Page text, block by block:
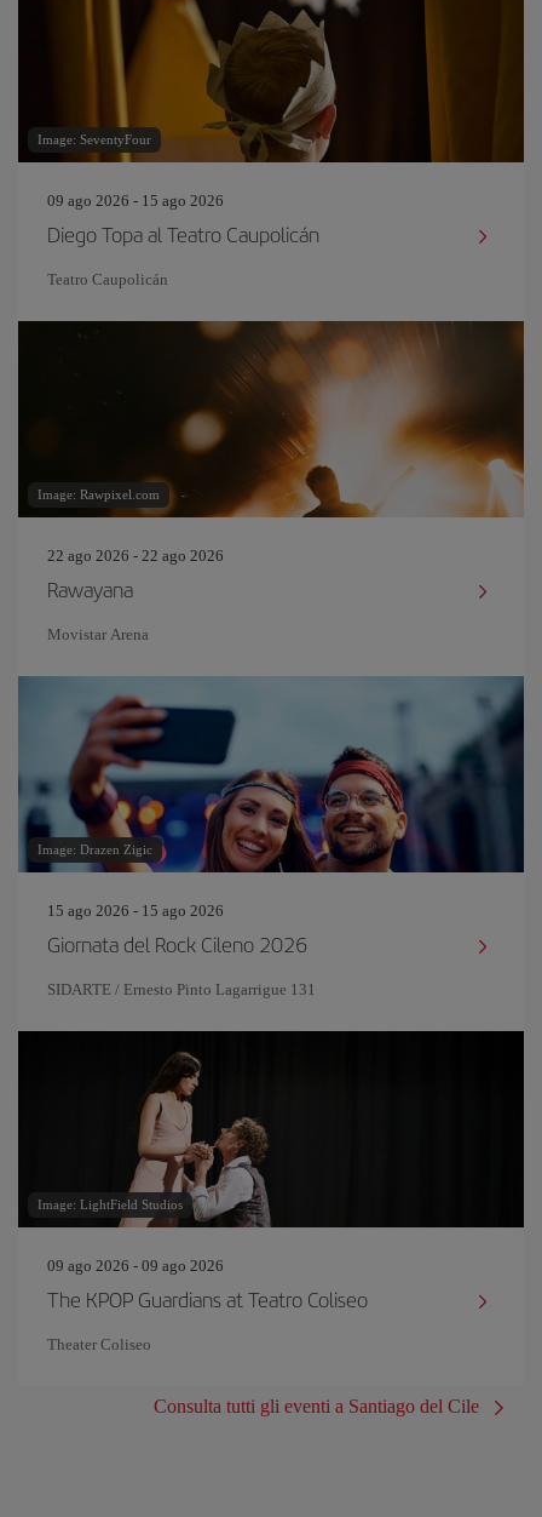
Image: SeventyFour
09 ago 2026 - 15 ago 2026
Diego Topa al Teatro Caupolicán
Teatro Caupolicán
Image: Rawpixel.com
22 ago 2026 - 22 ago 2026
Rawayana
Movistar Arena
Image: Drazen Zigic
15 ago 2026 - 15 ago 2026
Giornata del Rock Cileno 2026
SIDARTE / Ernesto Pinto Lagarrigue 131
Image: LightField Studios
09 ago 2026 - 09 ago 2026
The KPOP Guardians at Teatro Coliseo
Theater Coliseo
Consulta tutti gli eventi a Santiago del Cile